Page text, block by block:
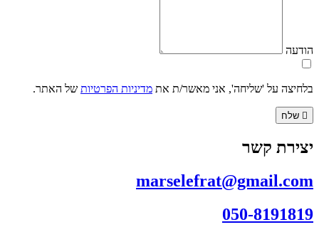
הודעה
בלחיצה על 'שליחה', אני מאשר/ת אתמדיניות הפרטיותשל האתר.
שלח
יצירת קשר
marselefrat@gmail.com
050-8191819